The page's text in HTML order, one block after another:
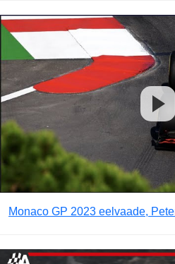
Monaco GP 2023 eelvaade,